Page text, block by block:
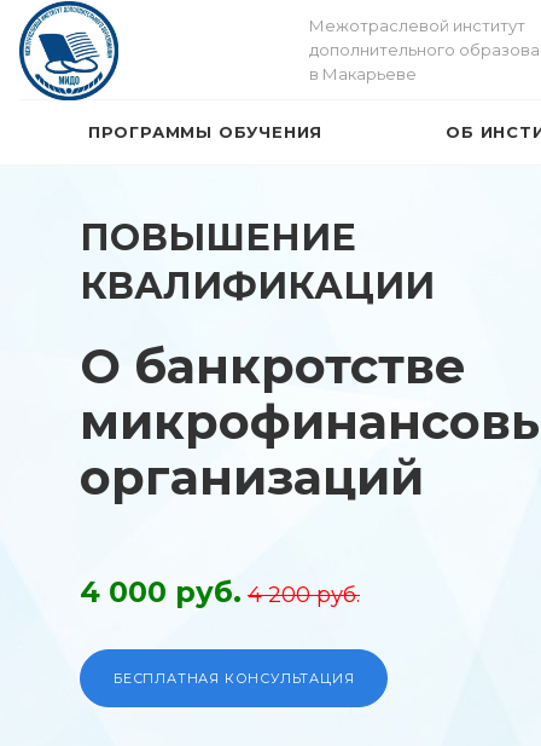
Межотраслевой институт
дополнительного
в Макарьеве
ПРОГРАММЫ ОБУЧЕНИЯ ОБ
ПОВЫШЕНИЕ
КВАЛИФИКАЦИИ
О банкротстве
организаций
4 000 руб. 4 200 руб.
БЕСПЛАТНАЯ КОНСУЛЬТАЦИЯ